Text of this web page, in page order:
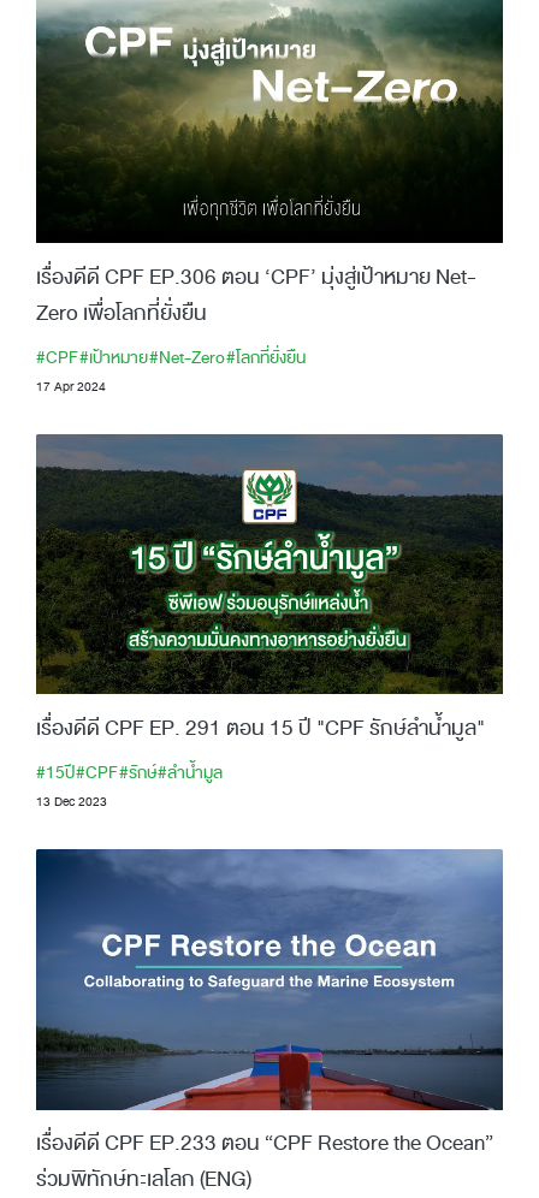
เรื่องดีดี CPF EP.306 ตอน ‘CPF’ มุ่งสู่เป้าหมาย Net-
Zero เพื่อโลกที่ยั่งยืน
#CPF#เป้าหมาย#Net-Zero#โลกที่ยั่งยืน
17 Apr 2024
เรื่องดีดี CPF EP. 291 ตอน 15 ปี "CPF รักษ์ลำน้ำมูล"
#15ปี#CPF#รักษ์#ลำน้ำมูล
13 Dec 2023
เรื่องดีดี CPF EP.233 ตอน “CPF Restore the Ocean”
ร่วมพิทักษ์ทะเลโลก (ENG)